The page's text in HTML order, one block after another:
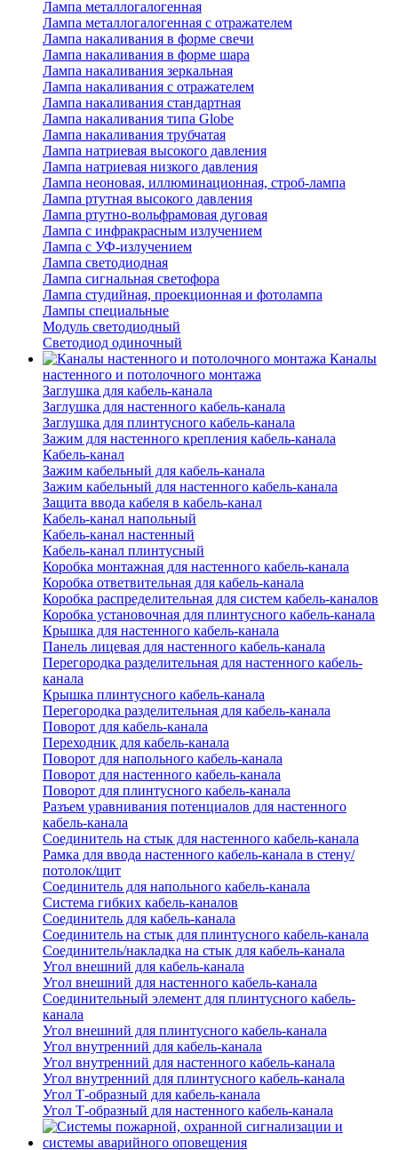
Лампа металлогалогенная
Лампа металлогалогенная с отражателем
Лампа накаливания в форме свечи
Лампа накаливания в форме шара
Лампа накаливания зеркальная
Лампа накаливания с отражателем
Лампа накаливания стандартная
Лампа накаливания типа Globe
Лампа накаливания трубчатая
Лампа натриевая высокого давления
Лампа натриевая низкого давления
Лампа неоновая, иллюминационная, строб-лампа
Лампа ртутная высокого давления
Лампа ртутно-вольфрамовая дуговая
Лампа с инфракрасным излучением
Лампа с УФ-излучением
Лампа светодиодная
Лампа сигнальная светофора
Лампа студийная, проекционная и фотолампа
Лампы специальные
Модуль светодиодный
Светодиод одиночный
Каналы
настенного и потолочного монтажа
Заглушка для кабель-канала
Заглушка для настенного кабель-канала
Заглушка для плинтусного кабель-канала
Зажим для настенного крепления кабель-канала
Кабель-канал
Зажим кабельный для кабель-канала
Зажим кабельный для настенного кабель-канала
Защита ввода кабеля в кабель-канал
Кабель-канал напольный
Кабель-канал настенный
Кабель-канал плинтусный
Коробка монтажная для настенного кабель-канала
Коробка ответвительная для кабель-канала
Коробка распределительная для систем кабель-каналов
Коробка установочная для плинтусного кабель-канала
Крышка для настенного кабель-канала
Панель лицевая для настенного кабель-канала
Перегородка разделительная для настенного кабель-
канала
Крышка плинтусного кабель-канала
Перегородка разделительная для кабель-канала
Поворот для кабель-канала
Переходник для кабель-канала
Поворот для напольного кабель-канала
Поворот для настенного кабель-канала
Поворот для плинтусного кабель-канала
Разъем уравнивания потенциалов для настенного
кабель-канала
Соединитель на стык для настенного кабель-канала
Рамка для ввода настенного кабель-канала в стену/
потолок/щит
Соединитель для напольного кабель-канала
Система гибких кабель-каналов
Соединитель для кабель-канала
Соединитель на стык для плинтусного кабель-канала
Соединитель/накладка на стык для кабель-канала
Угол внешний для кабель-канала
Угол внешний для настенного кабель-канала
Соединительный элемент для плинтусного кабель-
канала
Угол внешний для плинтусного кабель-канала
Угол внутренний для кабель-канала
Угол внутренний для настенного кабель-канала
Угол внутренний для плинтусного кабель-канала
Угол Т-образный для кабель-канала
Угол Т-образный для настенного кабель-канала